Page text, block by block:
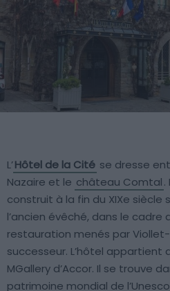
L’Hôtel de la Cité se dresse
Nazaire et le château Comtal
construit à la fin du XIXe siècle
l’ancien évêché, dans le cadre
restauration menés par
successeur. L’hôtel appartient
MGallery d’Accor. Il se trouve
patrimoine mondial de